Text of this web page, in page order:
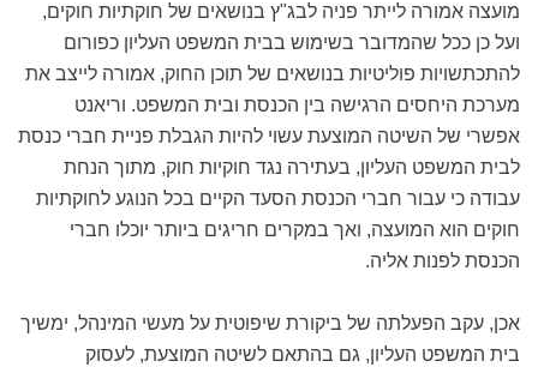
מועצה אמורה לייתר פניה לבג"ץ בנושאים של חוקתיות חוקים,
ועל כן ככל שהמדובר בשימוש בבית המשפט העליון כפורום
להתכתשויות פוליטיות בנושאים של תוכן החוק, אמורה לייצב את
מערכת היחסים הרגישה בין הכנסת ובית המשפט. וריאנט
אפשרי של השיטה המוצעת עשוי להיות הגבלת פניית חברי כנסת
לבית המשפט העליון, בעתירה נגד חוקיות חוק, מתוך הנחת
עבודה כי עבור חברי הכנסת הסעד הקיים בכל הנוגע לחוקתיות
חוקים הוא המועצה, ואך במקרים חריגים ביותר יוכלו חברי
הכנסת לפנות אליה.
אכן, עקב הפעלתה של ביקורת שיפוטית על מעשי המינהל, ימשיך
בית המשפט העליון, גם בהתאם לשיטה המוצעת, לעסוק